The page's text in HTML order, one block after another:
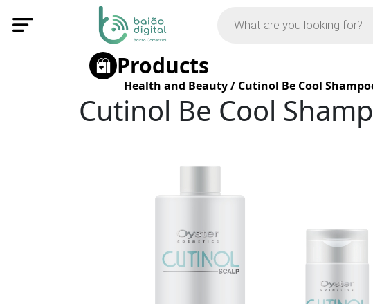
Products
Health and Beauty/ Cutinol Be Cool
Cutinol Be Cool